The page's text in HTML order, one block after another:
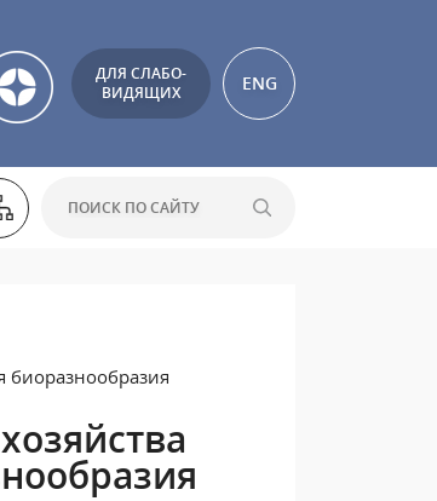
ДЛЯ СЛАБО-
ВИДЯЩИХ
ENG
биоразнообразия